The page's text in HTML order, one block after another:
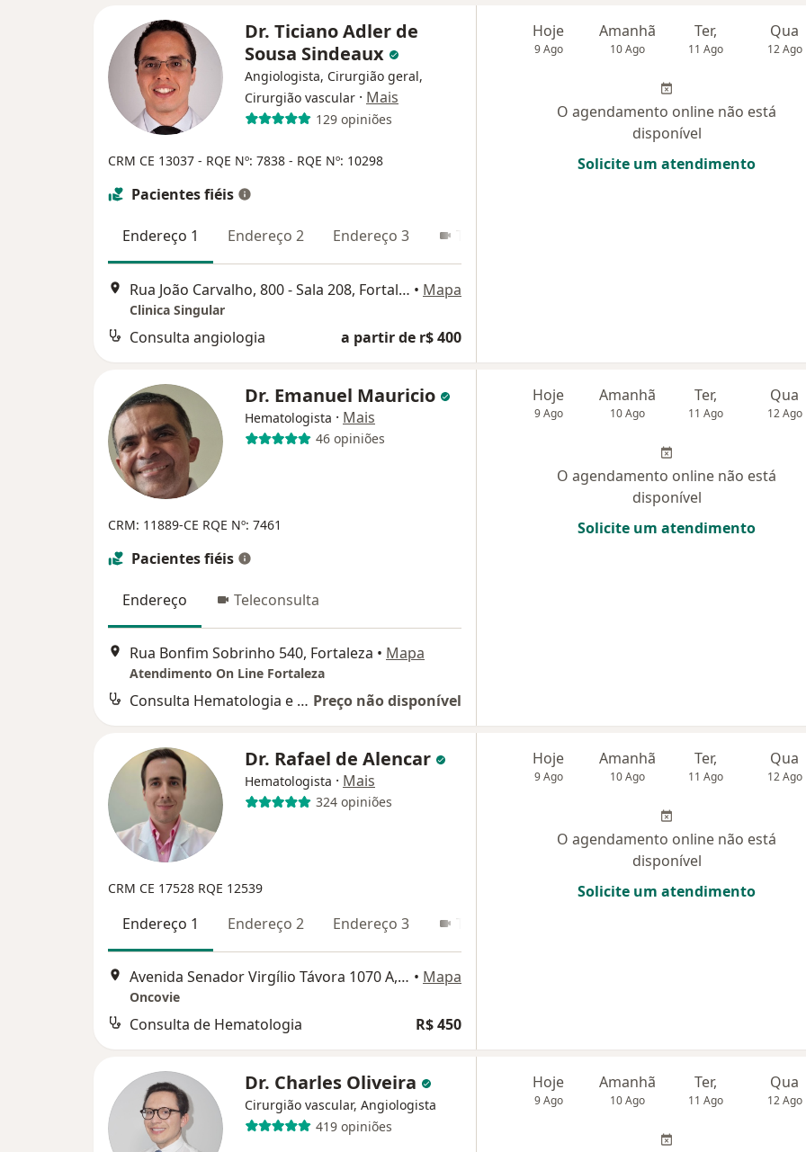
Dr. Ticiano Adler de
Sousa Sindeaux
Angiologista, Cirurgião geral,
Cirurgião vascular · Mais
129 opiniões
CRM CE 13037 - RQE Nº: 7838 - RQE Nº: 10298
Pacientes fiéis
Endereço 1 Endereço 2 Endereço 3 Teleconsulta
Rua João Carvalho, 800 - Sala 208, Fortaleza • Mapa
Clinica Singular
Consulta angiologia a partir de r$ 400
Hoje
9 Ago
Amanhã
10 Ago
Ter,
11 Ago
Qua
12 Ago
O agendamento online não está
disponível
Solicite um atendimento
Dr. Emanuel Mauricio
Hematologista · Mais
46 opiniões
CRM: 11889-CE RQE Nº: 7461
Pacientes fiéis
Endereço Teleconsulta
Rua Bonfim Sobrinho 540, Fortaleza • Mapa
Atendimento On Line Fortaleza
Consulta Hematologia e Hemoterapia Preço não disponível
Hoje
9 Ago
Amanhã
10 Ago
Ter,
11 Ago
Qua
12 Ago
O agendamento online não está
disponível
Solicite um atendimento
Dr. Rafael de Alencar
Hematologista · Mais
324 opiniões
CRM CE 17528 RQE 12539
Endereço 1 Endereço 2 Endereço 3 Teleconsulta
Avenida Senador Virgílio Távora 1070 A, Fortaleza • Mapa
Oncovie
Consulta de Hematologia R$ 450
Hoje
9 Ago
Amanhã
10 Ago
Ter,
11 Ago
Qua
12 Ago
O agendamento online não está
disponível
Solicite um atendimento
Dr. Charles Oliveira
Cirurgião vascular, Angiologista
419 opiniões
Hoje
9 Ago
Amanhã
10 Ago
Ter,
11 Ago
Qua
12 Ago